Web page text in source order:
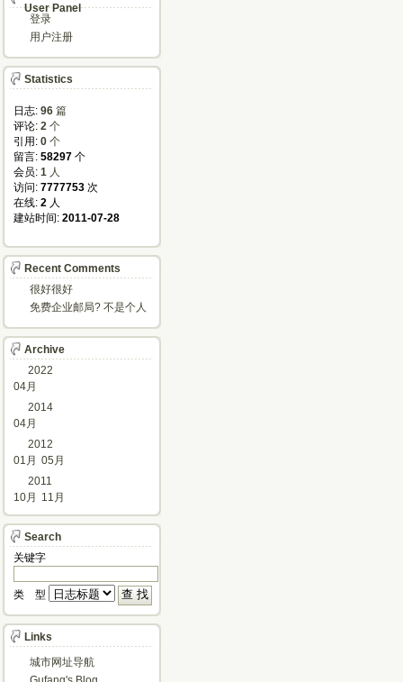
User Panel
登录
用户注册
Statistics
日志: 96 篇
评论: 2 个
引用: 0 个
留言: 58297 个
会员: 1 人
访问: 7777753 次
在线: 2 人
建站时间: 2011-07-28
Recent Comments
很好很好
免费企业邮局? 不是个人
Archive
2022
04月
2014
04月
2012
01月 05月
2011
10月
11月
Search
关键字
类 型
Links
城市网址导航